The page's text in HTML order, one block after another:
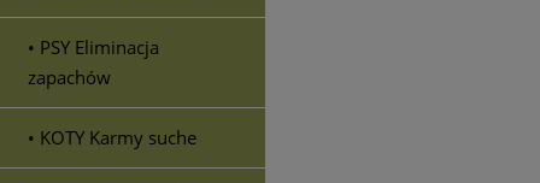
• PSY Eliminacja
zapachów
• KOTY Karmy suche